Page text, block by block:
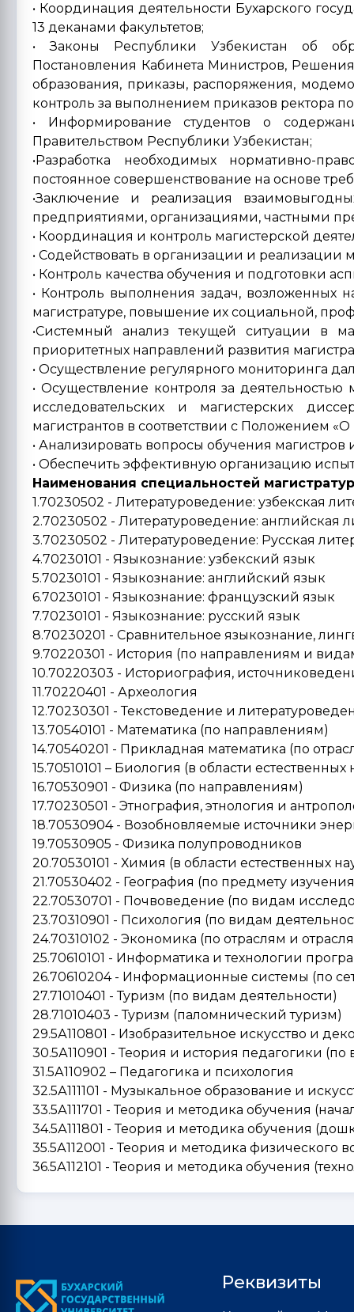
• Координация деятельности Бухарского
13 деканами факультетов;
• Законы Республики Узбекистан об
Постановления Кабинета Министров,
образования, приказы, распоряжения,
контроль за выполнением приказов ректора
• Информирование студентов о
Правительством Республики Узбекистан;
•Разработка необходимых нормативно-
постоянное совершенствование на основе
•Заключение и реализация
предприятиями, организациями, частными
• Координация и контроль магистерской
• Содействовать в организации и реализации
• Контроль качества обучения и подготовки
• Контроль выполнения задач, возложенных
магистратуре, повышение их социальной,
•Системный анализ текущей ситуации в
приоритетных направлений развития
• Осуществление регулярного мониторинга
• Осуществление контроля за деятельностью
исследовательских и магистерских
магистрантов в соответствии с Положением «О
• Анализировать вопросы обучения
• Обеспечить эффективную организацию
Наименования специальностей
1.70230502 - Литературоведение: узбекская
2.70230502 - Литературоведение: английская
3.70230502 - Литературоведение: Русская
4.70230101 - Языкознание: узбекский язык
5.70230101 - Языкознание: английский язык
6.70230101 - Языкознание: французский язык
7.70230101 - Языкознание: русский язык
8.70230201 - Сравнительное языкознание,
9.70220301 - История (по направлениям и
10.70220303 - Историография,
11.70220401 - Археология
12.70230301 - Текстоведение и
13.70540101 - Математика (по направлениям)
14.70540201 - Прикладная математика (по
15.70510101 – Биология (в области естественных
16.70530901 - Физика (по направлениям)
17.70230501 - Этнография, этнология и
18.70530904 - Возобновляемые источники
19.70530905 - Физика полупроводников
20.70530101 - Химия (в области естественных
21.70530402 - География (по предмету
22.70530701 - Почвоведение (по видам
23.70310901 - Психология (по видам
24.70310102 - Экономика (по отраслям и
25.70610101 - Информатика и технологии
26.70610204 - Информационные системы (по
27.71010401 - Туризм (по видам деятельности)
28.71010403 - Туризм (паломнический туризм)
29.5А110801 - Изобразительное искусство и
30.5А110901 - Теория и история педагогики
31.5А110902 – Педагогика и психология
32.5А111101 - Музыкальное образование и
33.5А111701 - Теория и методика обучения
34.5А111801 - Теория и методика обучения
35.5А112001 - Теория и методика физического
36.5А112101 - Теория и методика обучения
Реквизиты